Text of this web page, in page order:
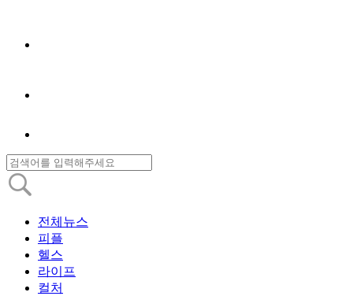
전체뉴스
피플
헬스
라이프
컬처